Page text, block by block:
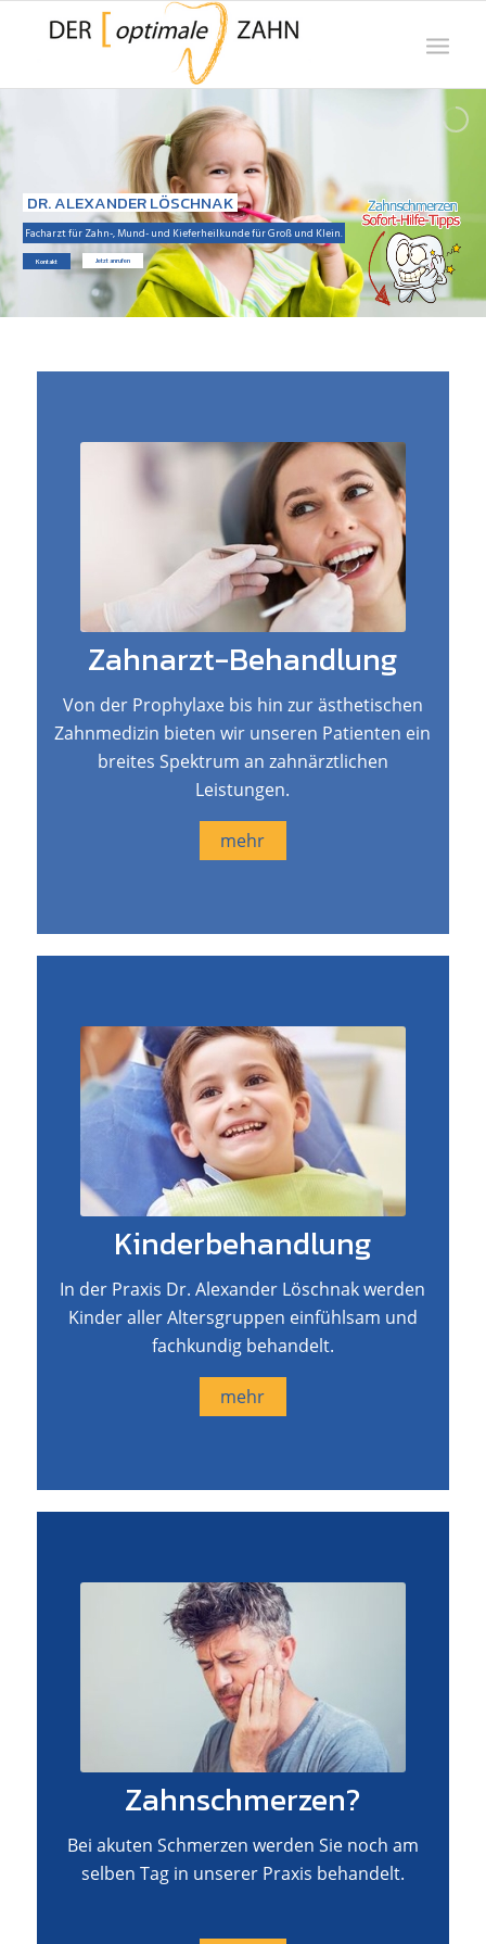
Facharzt für Zahn-, Mund- und Kieferheilkunde für Groß und Klein.
DR. ALEXANDER LÖSCHNAK
Kontakt Jetzt anrufen
Zahnarzt-Behandlung
Von der Prophylaxe bis hin zur ästhetischen
Zahnmedizin bieten wir unseren Patienten ein
breites Spektrum an zahnärztlichen
Leistungen.
mehr
Kinderbehandlung
In der Praxis Dr. Alexander Löschnak werden
Kinder aller Altersgruppen einfühlsam und
fachkundig behandelt.
mehr
Zahnschmerzen?
Bei akuten Schmerzen werden Sie noch am
selben Tag in unserer Praxis behandelt.